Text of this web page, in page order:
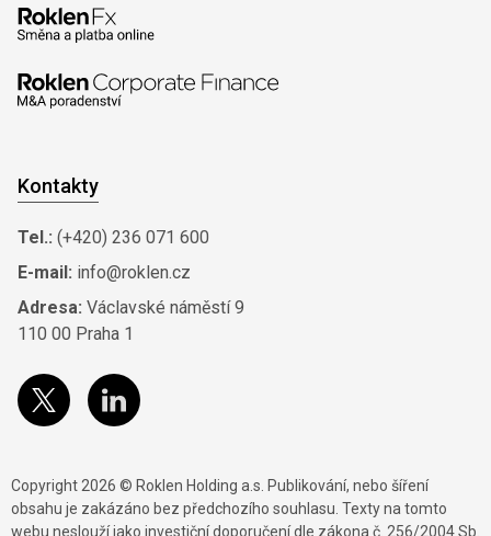
Kontakty
Tel.: (+420) 236 071 600
E-mail: info@roklen.cz
Adresa: Václavské náměstí 9
110 00 Praha 1
Copyright 2026 © Roklen Holding a.s. Publikování, nebo šíření
obsahu je zakázáno bez předchozího souhlasu. Texty na tomto
webu neslouží jako investiční doporučení dle zákona č. 256/2004 Sb.